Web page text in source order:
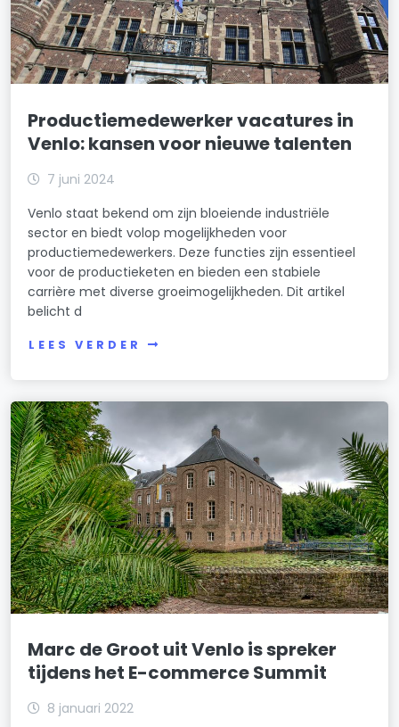
Productiemedewerker vacatures in
Venlo: kansen voor nieuwe talenten
7 juni 2024
Venlo staat bekend om zijn bloeiende industriële
sector en biedt volop mogelijkheden voor
productiemedewerkers. Deze functies zijn essentieel
voor de productieketen en bieden een stabiele
carrière met diverse groeimogelijkheden. Dit artikel
belicht d
LEES VERDER
Marc de Groot uit Venlo is spreker
tijdens het E-commerce Summit
8 januari 2022